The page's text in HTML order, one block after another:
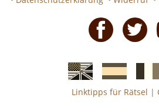
EnglischeSpanische
Linktipps für Rätsel |